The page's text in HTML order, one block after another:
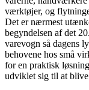
værktøjer, og
Det er nærmest
begyndelsen af det
varevogn så dagens
behovene hos små
for en praktisk
udviklet sig til at